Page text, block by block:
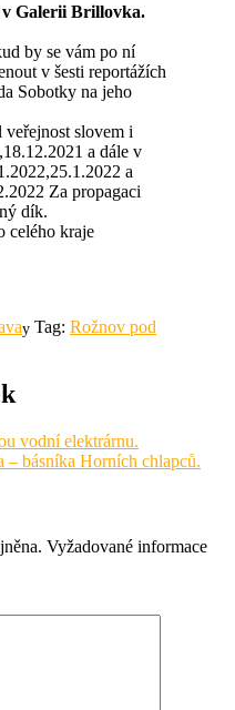
v Galerii Brillovka.
by se vám po ní
v šesti reportážích
Sobotky na jeho
slovem i
a dále v
a
Za propagaci
dík.
celého kraje
Tag: Rožnov pod
vodní elektrárnu.
– básníka Horních chlapců.
Vyžadované informace